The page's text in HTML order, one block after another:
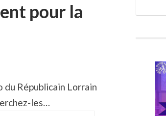
pour la
Républicain Lorrain
les…